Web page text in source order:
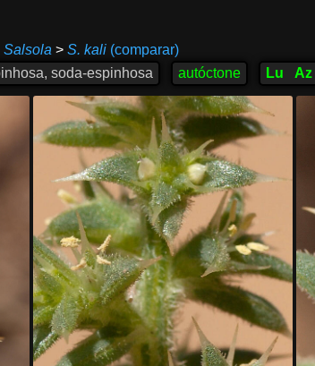
Salsola > S. kali(comparar)
soda-espinhosa
autóctone Lu Az